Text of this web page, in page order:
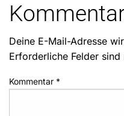
Deine E-Mail-Adresse
Erforderliche Felder sind
Kommentar *